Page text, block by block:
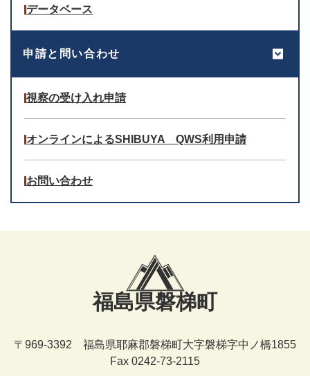
データベース
申請と問い合わせ
視察の受け入れ申請
オンラインによるSHIBUYA QWS利用申請
お問い合わせ
福島県磐梯町
〒969-3392 福島県耶麻郡磐梯町大字磐梯字中ノ橋1855
Fax 0242-73-2115